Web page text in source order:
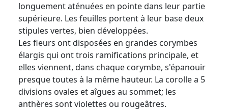
longuement aténuées en pointe dans leur partie
supérieure. Les feuilles portent à leur base deux
stipules vertes, bien développées.
Les fleurs ont disposées en grandes corymbes
élargis qui ont trois ramifications principale, et
elles viennent, dans chaque corymbe, s'épanouir
presque toutes à la même hauteur. La corolle a 5
divisions ovales et aîgues au sommet; les
anthères sont violettes ou rougeâtres.